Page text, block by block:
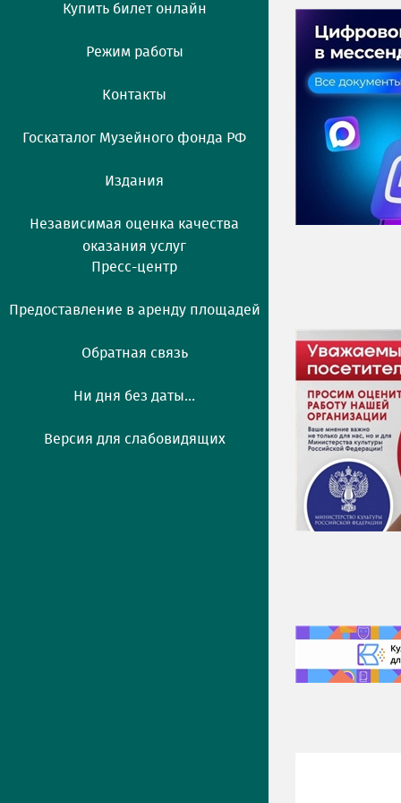
Купить билет онлайн
Режим работы
Контакты
Госкаталог Музейного фонда РФ
Издания
Независимая оценка качества
оказания услуг
Пресс-центр
Предоставление в аренду площадей
Обратная связь
Ни дня без даты...
Версия для слабовидящих